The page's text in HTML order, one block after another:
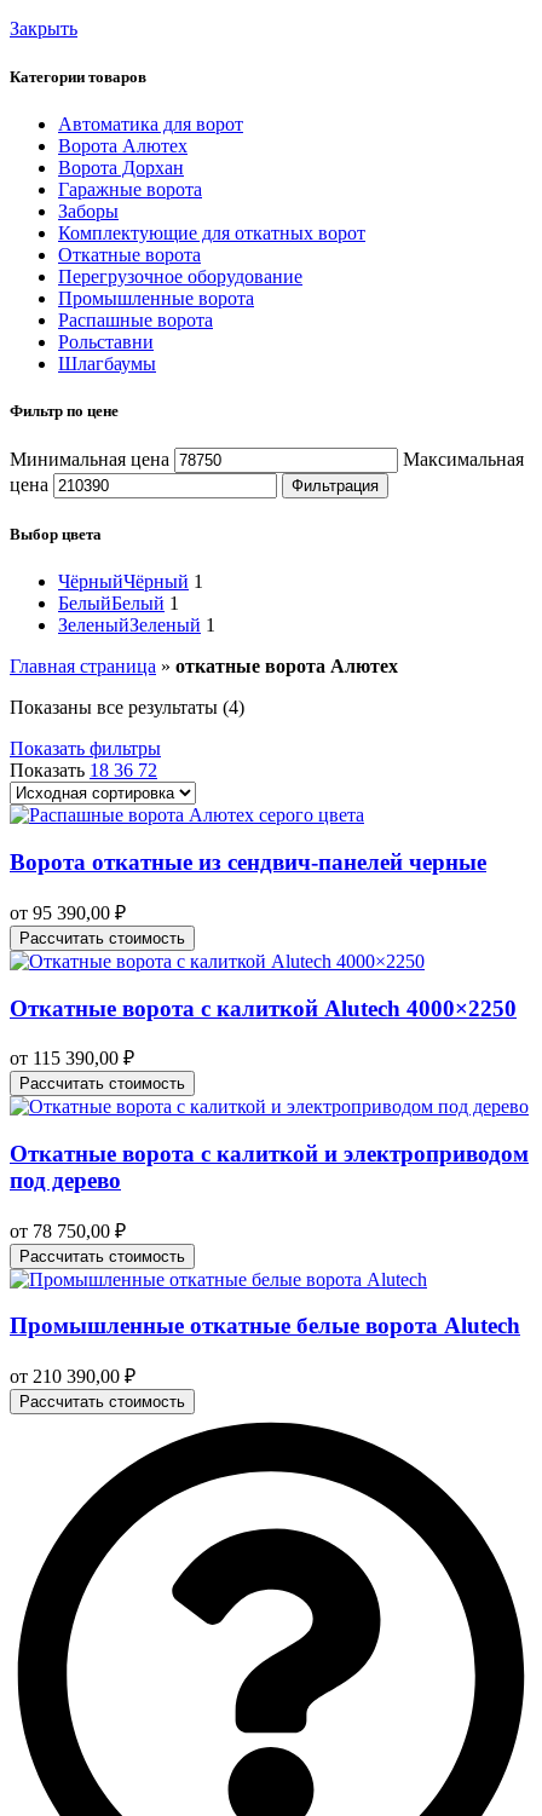
Закрыть
Категории товаров
Автоматика для ворот
Ворота Алютех
Ворота Дорхан
Гаражные ворота
Заборы
Комплектующие для откатных ворот
Откатные ворота
Перегрузочное оборудование
Промышленные ворота
Распашные ворота
Рольставни
Шлагбаумы
Фильтр по цене
Минимальная цена
Максимальная
цена
Фильтрация
Выбор цвета
ЧёрныйЧёрный 1
БелыйБелый 1
ЗеленыйЗеленый 1
Главная страница » откатные ворота Алютех
Показаны все результаты (4)
Показать фильтры
Показать 18 36 72
Ворота откатные из сендвич-панелей черные
от 95 390,00 ₽
Рассчитать стоимость
Откатные ворота с калиткой Alutech 4000×2250
от 115 390,00 ₽
Рассчитать стоимость
Откатные ворота с калиткой и электроприводом
под дерево
от 78 750,00 ₽
Рассчитать стоимость
Промышленные откатные белые ворота Alutech
от 210 390,00 ₽
Рассчитать стоимость